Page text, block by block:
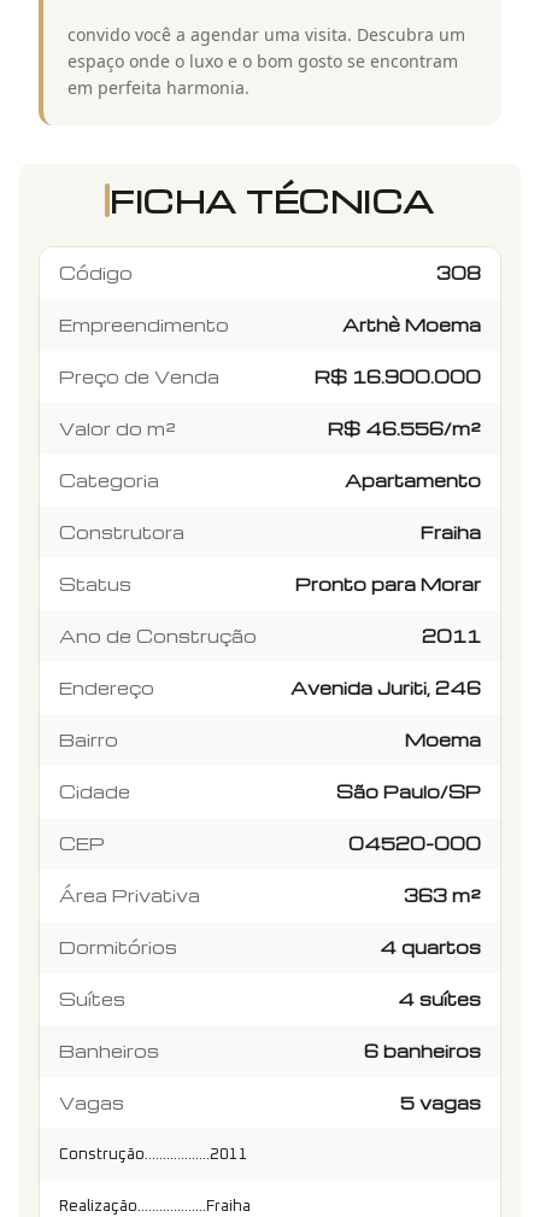
convido você a agendar uma visita. Descubra um
espaço onde o luxo e o bom gosto se encontram
em perfeita harmonia.
FICHA TÉCNICA
Código 308
Empreendimento Arthè Moema
Preço de Venda R$ 16.900.000
Valor do m² R$ 46.556/m²
Categoria Apartamento
Construtora Fraiha
Status Pronto para Morar
Ano de Construção 2011
Endereço Avenida Juriti, 246
Bairro Moema
Cidade São Paulo/SP
CEP 04520-000
Área Privativa 363 m²
Dormitórios 4 quartos
Suítes 4 suítes
Banheiros 6 banheiros
Vagas 5 vagas
Construção..................2011
Realização...................Fraiha